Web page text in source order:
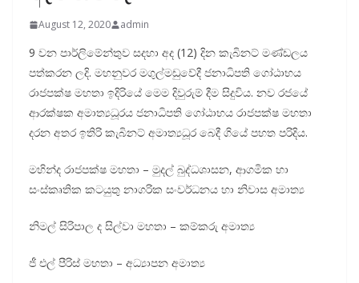
August 12, 2020 admin
9 වන පාර්ලිමේන්තුව සදහා අද (12) දින කැබිනට් මණ්ඩලය
පත්කරන ලදි. මහනුවර මගුල්මඩුවේදී ජනාධිපති ගෝඨාභය
රාජපක්ෂ මහතා ඉදිරියේ මෙම දිවුරුම් දීම සිදුවිය. නව රජයේ
ආරක්ෂක අමාත්‍යධූරය ජනාධිපති ගෝඨාභය රාජපක්ෂ මහතා
දරන අතර ඉතිරි කැබිනට් අමාත්‍යධූර බෙදී ගියේ පහත පරිදිය.
මහින්ද රාජපක්ෂ මහතා – මුදල් බුද්ධශාසන, ආගමික හා
සංස්කෘතික කටයුතු නාගරික සංවර්ධනය හා නිවාස අමාත්‍ය
නිමල් සිරිපාල ද සිල්වා මහතා – කම්කරු අමාත්‍ය
ජී එල් පීරිස් මහතා – අධ්‍යාපන අමාත්‍ය